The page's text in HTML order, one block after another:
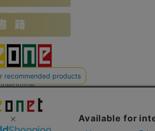
お支払方法について